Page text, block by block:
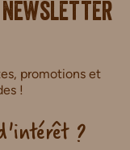
newsletter
promotions et
!
?